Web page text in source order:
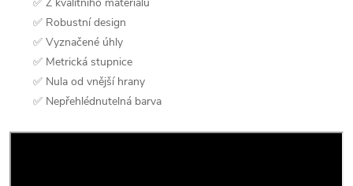
✅ Robustní design
✅ Vyznačené úhly
✅ Metrická stupnice
✅ Nula od vnější hrany
✅ Nepřehlédnutelná barva